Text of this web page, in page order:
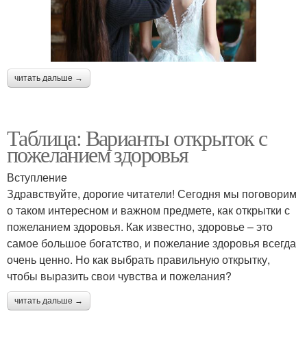
читать дальше →
Таблица: Варианты открыток с
пожеланием здоровья
Вступление
Здравствуйте, дорогие читатели! Сегодня мы поговорим
о таком интересном и важном предмете, как открытки с
пожеланием здоровья. Как известно, здоровье – это
самое большое богатство, и пожелание здоровья всегда
очень ценно. Но как выбрать правильную открытку,
чтобы выразить свои чувства и пожелания?
читать дальше →